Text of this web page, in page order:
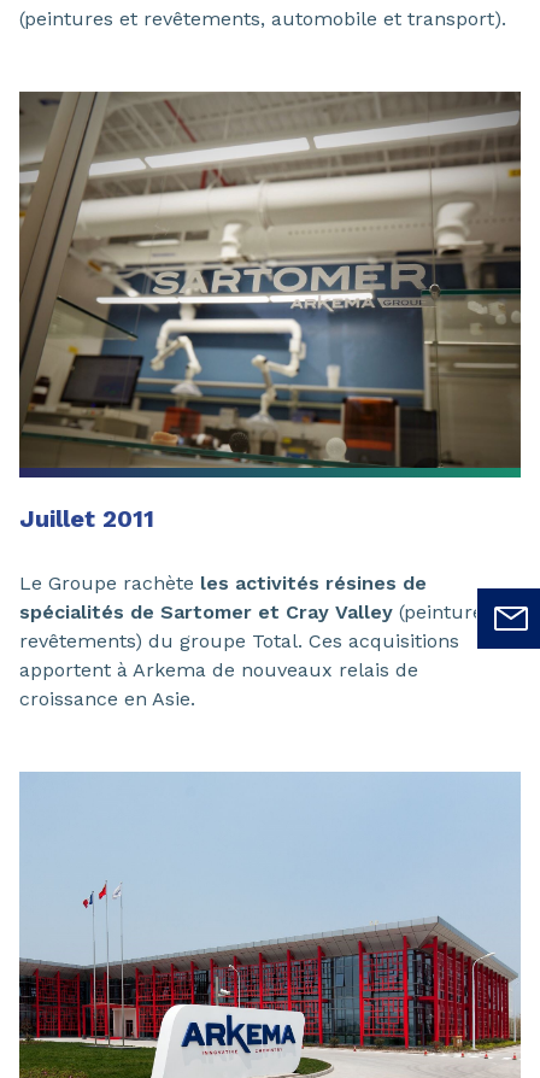
(peintures et revêtements, automobile et transport).
Juillet 2011
Le Groupe rachète les activités résines de
spécialités de Sartomer et Cray Valley (peintures et
revêtements) du groupe Total. Ces acquisitions
apportent à Arkema de nouveaux relais de
croissance en Asie.